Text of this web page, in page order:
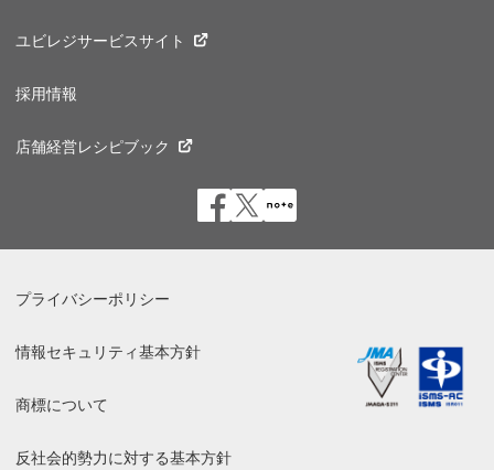
ユビレジサービスサイト
採用情報
店舗経営レシピブック
プライバシーポリシー
情報セキュリティ基本方針
商標について
反社会的勢力に対する基本方針